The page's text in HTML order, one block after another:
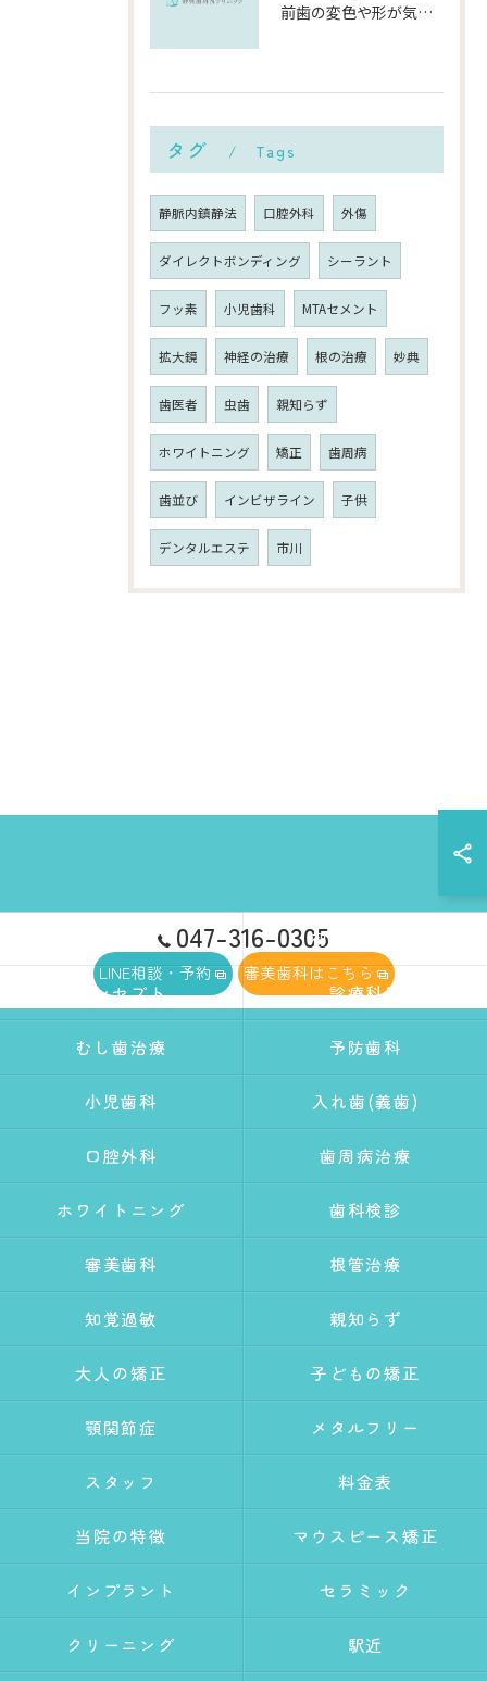
前歯の変色や形が気になる…削らずにきれいに整える「ダイレクトボンディング」とは？
タグ Tags
静脈内鎮静法 口腔外科 外傷
ダイレクトボンディング シーラント
フッ素 小児歯科 MTAセメント
拡大鏡 神経の治療 根の治療 妙典
歯医者 虫歯 親知らず
ホワイトニング 矯正 歯周病
歯並び インビザライン 子供
デンタルエステ 市川
047-316-0305
LINE相談・予約 審美歯科はこちら
初めての方へ
コンセプト 診療科目
むし歯治療 予防歯科
小児歯科 入れ歯(義歯)
口腔外科 歯周病治療
ホワイトニング 歯科検診
審美歯科 根管治療
知覚過敏 親知らず
大人の矯正 子どもの矯正
顎関節症 メタルフリー
スタッフ 料金表
当院の特徴 マウスピース矯正
インプラント セラミック
クリーニング 駅近